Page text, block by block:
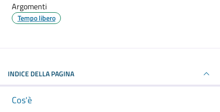
Argomenti
Tempo libero
INDICE DELLA PAGINA
Cos'è